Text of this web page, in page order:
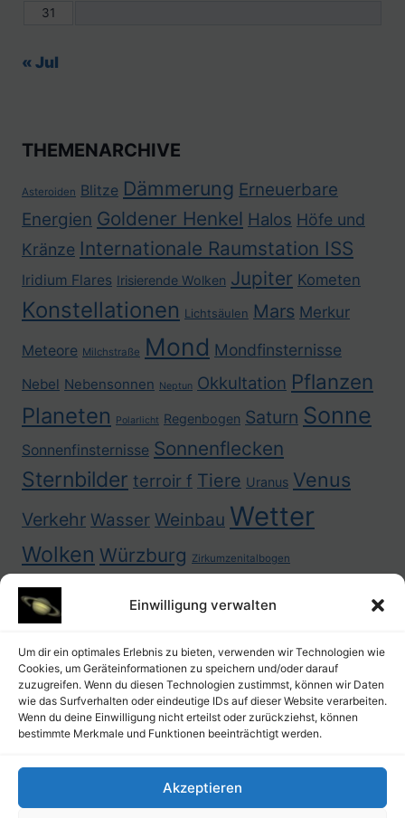
Einwilligung verwalten
Um dir ein optimales Erlebnis zu bieten, verwenden wir Technologien wie
Cookies, um Geräteinformationen zu speichern und/oder darauf
zuzugreifen. Wenn du diesen Technologien zustimmst, können wir Daten
wie das Surfverhalten oder eindeutige IDs auf dieser Website verarbeiten.
Wenn du deine Einwilligung nicht erteilst oder zurückziehst, können
bestimmte Merkmale und Funktionen beeinträchtigt werden.
Akzeptieren
31
« Jul
THEMENARCHIVE
Asteroiden Blitze Dämmerung Erneuerbare
Energien Goldener Henkel Halos Höfe und
Kränze Internationale Raumstation ISS
Iridium Flares Irisierende Wolken Jupiter Kometen
Konstellationen Lichtsäulen Mars Merkur
Meteore Milchstraße Mond Mondfinsternisse
Nebel Nebensonnen Neptun Okkultation Pflanzen
Planeten Polarlicht Regenbogen Saturn Sonne
Sonnenfinsternisse Sonnenflecken
Sternbilder terroir f Tiere Uranus Venus
Verkehr Wasser Weinbau Wetter
Wolken Würzburg Zirkumzenitalbogen